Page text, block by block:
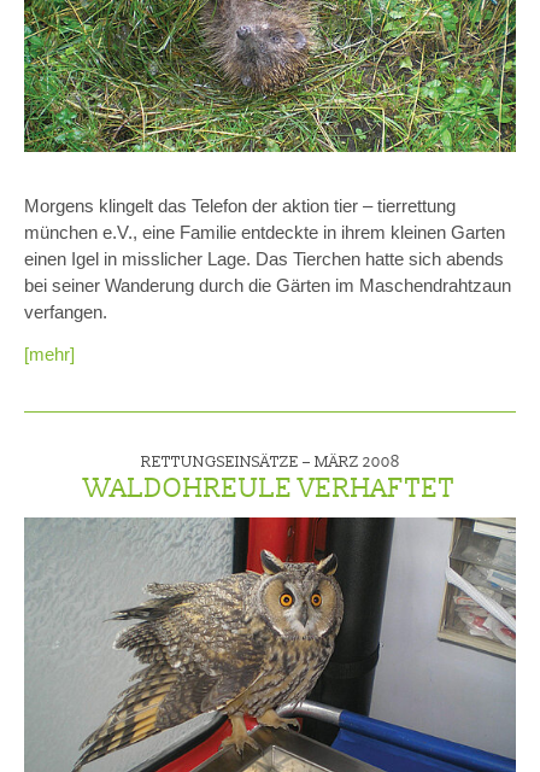
Morgens klingelt das Telefon der aktion tier – tierrettung
münchen e.V., eine Familie entdeckte in ihrem kleinen Garten
einen Igel in misslicher Lage. Das Tierchen hatte sich abends
bei seiner Wanderung durch die Gärten im Maschendrahtzaun
verfangen.
[mehr]
RETTUNGSEINSÄTZE – MÄRZ 2008
WALDOHREULE VERHAFTET